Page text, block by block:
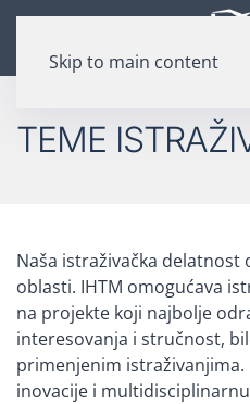
Skip to main content
TEME
Naša istraživačka
oblasti. IHTM omogućava
na projekte koji najbolje
interesovanja i stručnost,
primenjenim
inovacije i